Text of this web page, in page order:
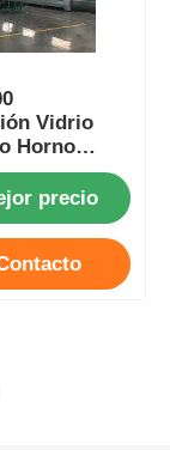
Vidrio
Horno
precio